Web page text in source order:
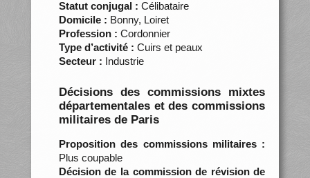
Statut conjugal : Célibataire
Domicile : Bonny, Loiret
Profession : Cordonnier
Type d’activité : Cuirs et peaux
Secteur : Industrie
Décisions des commissions mixtes
départementales et des commissions
militaires de Paris
Proposition des commissions militaires :
Plus coupable
Décision de la commission de révision de